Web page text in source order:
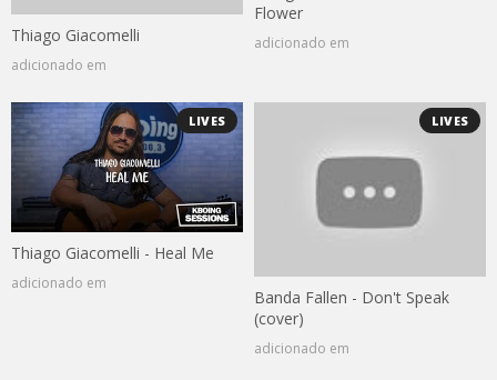
Thiago Giacomelli
adicionado em
Flower
adicionado em
LIVES
Thiago Giacomelli - Heal Me
adicionado em
LIVES
Banda Fallen - Don't Speak
(cover)
adicionado em